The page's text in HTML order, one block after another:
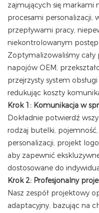
zajmujących się markami
procesami personalizacji,
przepływami pracy,
niekontrolowanym
Zoptymalizowaliśmy
napojów OEM,
przejrzysty system
redukując koszty
Krok 1: Komunikacja w
Dokładnie potwierdź
rodzaj butelki,
personalizacji, projekt
aby zapewnić
dostosowane do
Krok 2: Profesjonalny
Nasz zespół projektowy
adaptacyjny, bazując na